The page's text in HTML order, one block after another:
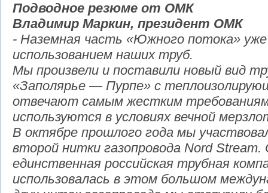
Подводное резюме от ОМК
Владимир Маркин, президент ОМК
- Наземная часть «Южного потока»
использованием наших труб.
Мы произвели и поставили новый вид
«Заполярье — Пурпе» с
отвечают самым жестким требованиям
используются в условиях вечной
В октябре прошлого года мы
второй нитки газопровода Nord
единственная российская трубная
использовалась в этом большом